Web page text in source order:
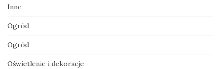
Inne
Ogród
Ogród
Oświetlenie i dekoracje